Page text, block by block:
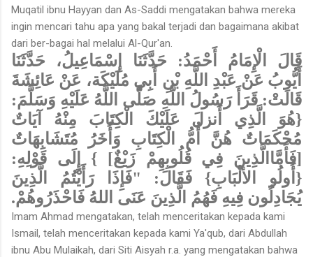
Muqatil ibnu Hayyan dan As-Saddi mengatakan bahwa mereka
ingin mencari tahu apa yang bakal terjadi dan bagaimana akibat
dari ber-bagai hal melalui Al-Qur'an.
قَالَ الْإِمَامُ أَحْمَدُ: حَدَّثَنَا إِسْمَاعِيلُ، حَدَّثَنَا
أَيُّوبُ عَنْ عَبْدِ اللَّهِ بْنِ أَبِي مُلَيْكَة، عَنْ عَائِشَةَ
قَالَتْ: قَرَأَ رَسُولُ اللَّهِ صَلَّى اللَّهُ عَلَيْهِ وَسَلَّمَ:
{هُوَ الَّذِي أَنزلَ عَلَيْكَ الْكِتَابَ مِنْهُ آيَاتٌ
مُحْكَمَاتٌ هُنَّ أُمُّ الْكِتَابِ وَأُخَرُ مُتَشَابِهَاتٌ
[فَأَمَّاالَّذِينَ فِي قُلُوبِهِمْ زَيْغٌ] } إِلَى قَوْلِهِ:
{أُولُو الألْبَابِ} فَقَالَ: "فَإِذَا رَأَيْتُمُ الَّذِينَ
يُجَادِلُون فِيهِ فَهُمُ الَّذِينَ عَنَى اللهُ فَاحْذَرُوهُمْ.
Imam Ahmad mengatakan, telah menceritakan kepada kami
Ismail, telah menceritakan kepada kami Ya'qub, dari Abdullah
ibnu Abu Mulaikah, dari Siti Aisyah r.a. yang mengatakan bahwa